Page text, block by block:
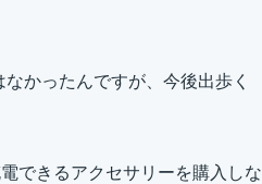
かったんですが、今後出歩く
できるアクセサリーを購入しな